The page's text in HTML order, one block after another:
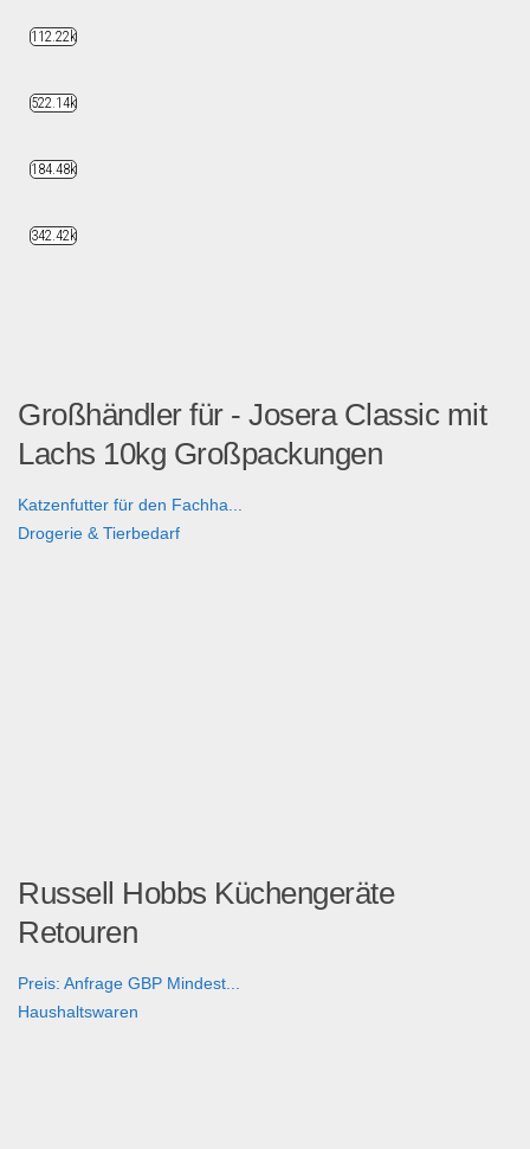
Großhändler für - Josera Classic mit
Lachs 10kg Großpackungen
Katzenfutter für den Fachha...
Drogerie & Tierbedarf
Russell Hobbs Küchengeräte
Retouren
Preis: Anfrage GBP Mindest...
Haushaltswaren
112.22k
522.14k
184.48k
342.42k